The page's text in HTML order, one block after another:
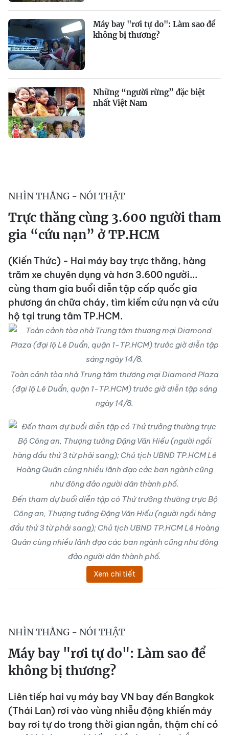
Máy bay "rơi tự do": Làm sao để
không bị thương?
Những “người rừng” đặc biệt
nhất Việt Nam
NHÌN THẲNG - NÓI THẬT
Trực thăng cùng 3.600 người tham
gia “cứu nạn” ở TP.HCM
(Kiến Thức) - Hai máy bay trực thăng, hàng
trăm xe chuyên dụng và hơn 3.600 người...
cùng tham gia buổi diễn tập cấp quốc gia
phương án chữa cháy, tìm kiếm cứu nạn và cứu
hộ tại trung tâm TP.HCM.
Toàn cảnh tòa nhà Trung tâm thương mại Diamond Plaza
(đại lộ Lê Duẩn, quận 1-TP.HCM) trước giờ diễn tập sáng
ngày 14/8.
Đến tham dự buổi diễn tập có Thứ trưởng thường trực Bộ
Công an, Thượng tướng Đặng Văn Hiếu (người ngồi hàng
đầu thứ 3 từ phải sang); Chủ tịch UBND TP.HCM Lê Hoàng
Quân cùng nhiều lãnh đạo các ban ngành cũng như đông
đảo người dân thành phố.
Xem chi tiết
NHÌN THẲNG - NÓI THẬT
Máy bay "rơi tự do": Làm sao để
không bị thương?
Liên tiếp hai vụ máy bay VN bay đến Bangkok
(Thái Lan) rơi vào vùng nhiễu động khiến máy
bay rơi tự do trong thời gian ngắn, thậm chí có